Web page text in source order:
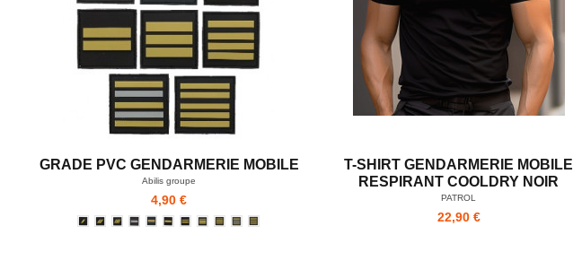
GRADE PVC GENDARMERIE MOBILE
Abilis groupe
4,90 €
T-SHIRT GENDARMERIE MOBILE
RESPIRANT COOLDRY NOIR
PATROL
22,90 €